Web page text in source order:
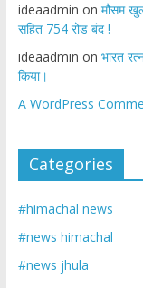
ideaadmin on मौसम
सहित 754 रोड बंद !
ideaadmin on भारत
किया।
A WordPress
Categories
#himachal news
#news himachal
#news jhula